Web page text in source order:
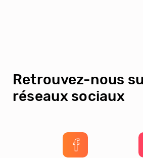
Retrouvez-nous
réseaux sociaux